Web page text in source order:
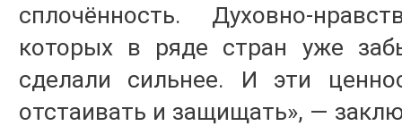
сплочённость. Духовно-
которых в ряде стран уже
сделали сильнее. И эти
отстаивать и защищать», —